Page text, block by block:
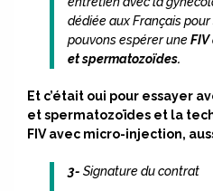
dédiée aux Français
pouvons espérer une
et spermatozoïdes.
Et c’était oui pour essayer
et spermatozoïdes et la
FIV avec micro-injection,
3- Signature du contrat